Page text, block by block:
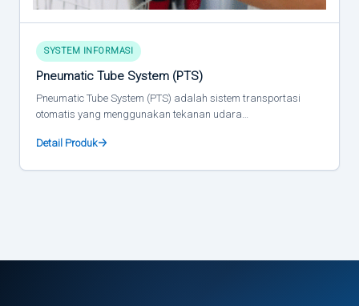
SYSTEM INFORMASI
Pneumatic Tube System (PTS)
Pneumatic Tube System (PTS) adalah sistem transportasi
otomatis yang menggunakan tekanan udara…
Detail Produk